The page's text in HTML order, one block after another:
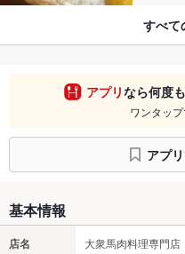
すべて
アプリなら何度
ワンタッ
アプ
基本情報
店名 大衆馬肉料理専門